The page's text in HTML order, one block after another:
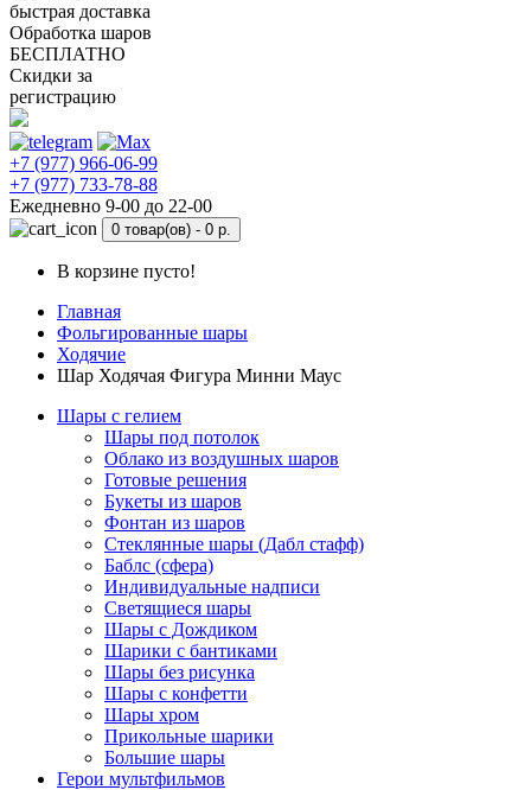
быстрая доставка
Обработка шаров
БЕСПЛАТНО
Скидки за
регистрацию
+7 (977) 966-06-99
+7 (977) 733-78-88
Ежедневно 9-00 до 22-00
0 товар(ов) - 0 р.
В корзине пусто!
Главная
Фольгированные шары
Ходячие
Шар Ходячая Фигура Минни Маус
Шары с гелием
Шары под потолок
Облако из воздушных шаров
Готовые решения
Букеты из шаров
Фонтан из шаров
Стеклянные шары (Дабл стафф)
Баблс (сфера)
Индивидуальные надписи
Светящиеся шары
Шары с Дождиком
Шарики с бантиками
Шары без рисунка
Шары с конфетти
Шары хром
Прикольные шарики
Большие шары
Герои мультфильмов